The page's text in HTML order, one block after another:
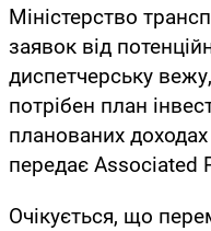
Міністерство
заявок від
диспетчерську
потрібен план
планованих доходах
передає Associated
Очікується, що